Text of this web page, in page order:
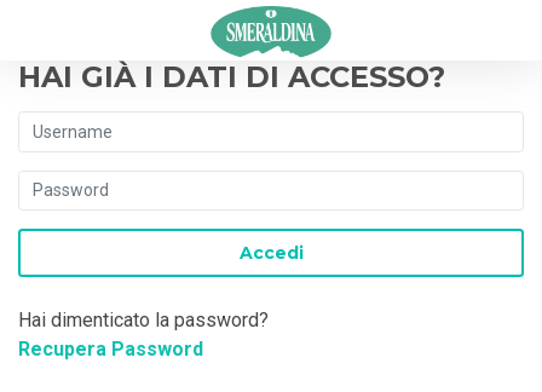
HAI GIÀ I DATI DI ACCESSO?
Hai dimenticato la password?
Recupera Password